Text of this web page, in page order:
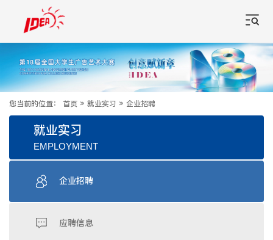
您当前的位置： 首页 » 就业实习 » 企业招聘
就业实习
EMPLOYMENT
企业招聘
应聘信息